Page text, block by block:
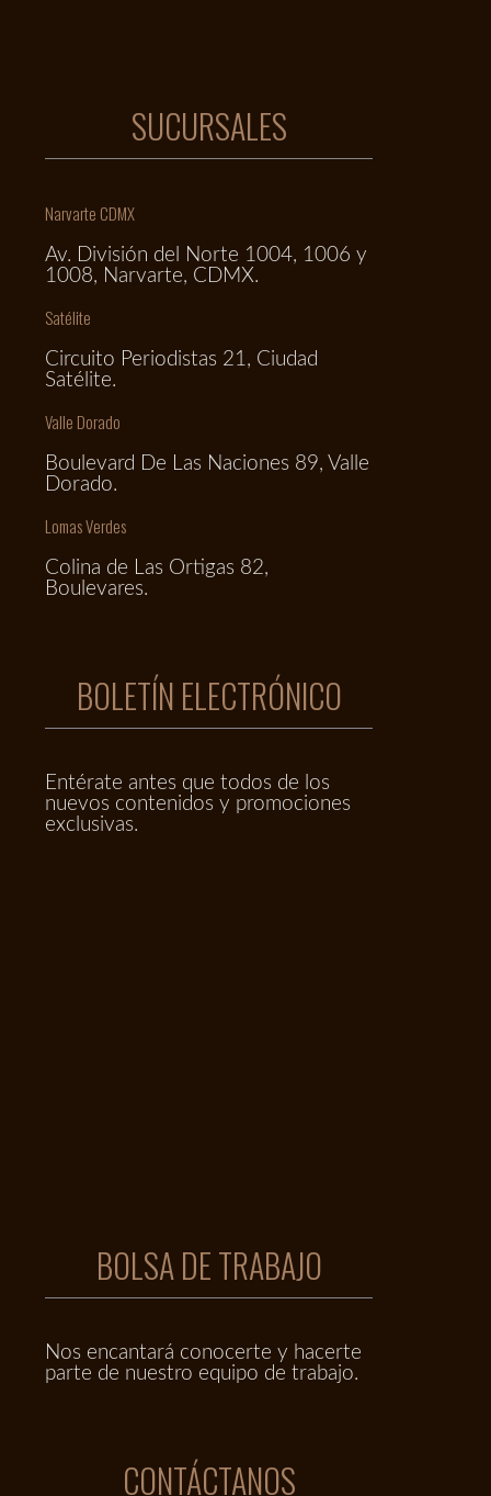
SUCURSALES
Narvarte CDMX
Av. División del Norte 1004, 1006 y
1008, Narvarte, CDMX.
Satélite
Circuito Periodistas 21, Ciudad
Satélite.
Valle Dorado
Boulevard De Las Naciones 89, Valle
Dorado.
Lomas Verdes
Colina de Las Ortigas 82,
Boulevares.
BOLETÍN ELECTRÓNICO
Entérate antes que todos de los
nuevos contenidos y promociones
exclusivas.
BOLSA DE TRABAJO
Nos encantará conocerte y hacerte
parte de nuestro equipo de trabajo.
CONTÁCTANOS